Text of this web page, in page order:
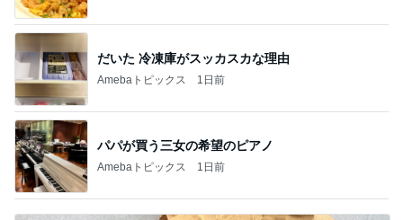
だいた 冷凍庫がスッカスカな理由
Amebaトピックス 1日前
パパが買う三女の希望のピアノ
Amebaトピックス 1日前